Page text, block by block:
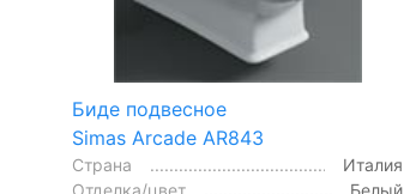
Биде подвесное
Simas Arcade AR843
Страна
Италия
Отделка/цвет
Белый